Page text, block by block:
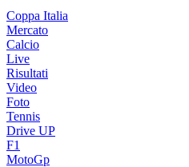
Coppa Italia
Mercato
Calcio
Live
Risultati
Video
Foto
Tennis
Drive UP
F1
MotoGp